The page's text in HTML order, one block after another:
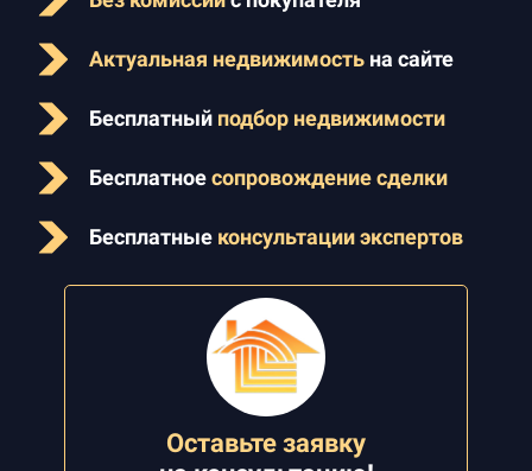
Актуальная недвижимость на сайте
Бесплатный подбор недвижимости
Бесплатноесопровождение сделки
Бесплатные консультации экспертов
Оставьте заявку